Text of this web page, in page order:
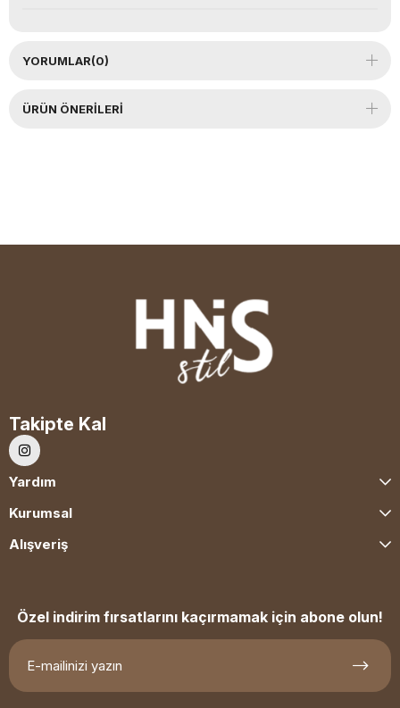
YORUMLAR(0)
ÜRÜN ÖNERILERI
Takipte Kal
Yardım
Kurumsal
Alışveriş
Özel indirim fırsatlarını kaçırmamak için abone olun!